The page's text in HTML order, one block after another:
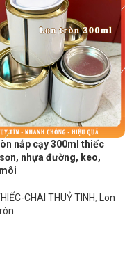
nắp cạy 300ml thiếc
nhựa đường, keo,
CHAI THUỶ TINH, Lon